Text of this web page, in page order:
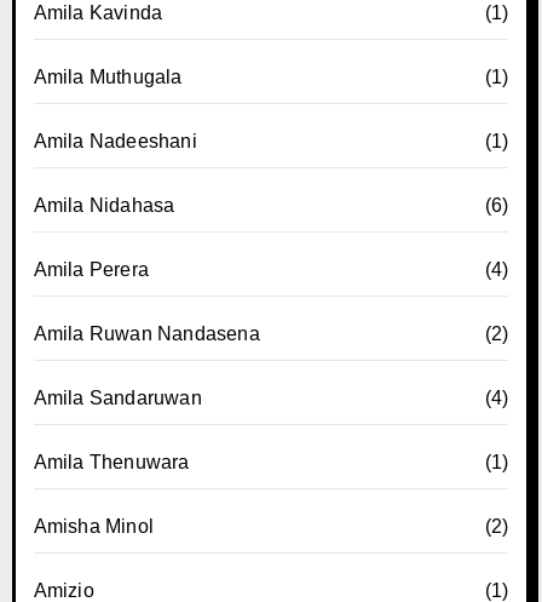
Amila Kavinda (1)
Amila Muthugala (1)
Amila Nadeeshani (1)
Amila Nidahasa (6)
Amila Perera (4)
Amila Ruwan Nandasena (2)
Amila Sandaruwan (4)
Amila Thenuwara (1)
Amisha Minol (2)
Amizio (1)